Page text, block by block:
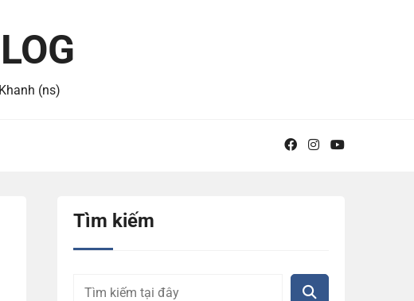
(ns)
Tìm kiếm